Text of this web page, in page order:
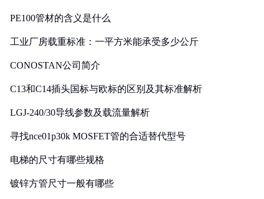
PE100管材的含义是什么
工业厂房载重标准：一平方米能承受多少公斤
CONOSTAN公司简介
C13和C14插头国标与欧标的区别及其标准解析
LGJ-240/30导线参数及载流量解析
寻找nce01p30k MOSFET管的合适替代型号
电梯的尺寸有哪些规格
镀锌方管尺寸一般有哪些